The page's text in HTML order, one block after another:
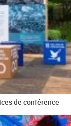
de conférence